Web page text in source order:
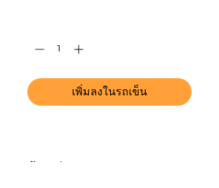
เพิ่มลงในรถเข็น
ข้อมูลจำเพาะ